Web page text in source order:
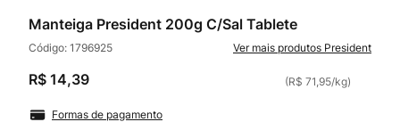
Manteiga President 200g C/Sal Tablete
Código: 1796925 President
R$ 14,39 (R$ 71,95/kg)
Formas de pagamento